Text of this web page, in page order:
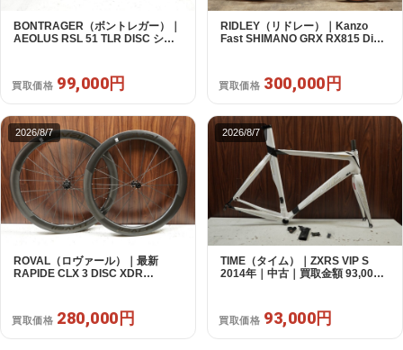
BONTRAGER（ボントレガー）｜
AEOLUS RSL 51 TLR DISC シマ
買取価格 99,000円
RIDLEY（リドレー）｜Kanzo
Fast SHIMANO GRX RX815 Di2
買取価格 300,000円
2026/8/7
ROVAL（ロヴァール）｜最新
RAPIDE CLX 3 DISC XDR
買取価格 280,000円
2026/8/7
TIME（タイム）｜ZXRS VIP S
2014年｜中古｜買取金額 93,000
買取価格 93,000円